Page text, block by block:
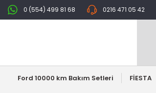
0 (554) 499 81 68 0216 471 05 42
Ford 10000 km Bakım Setleri FİESTA